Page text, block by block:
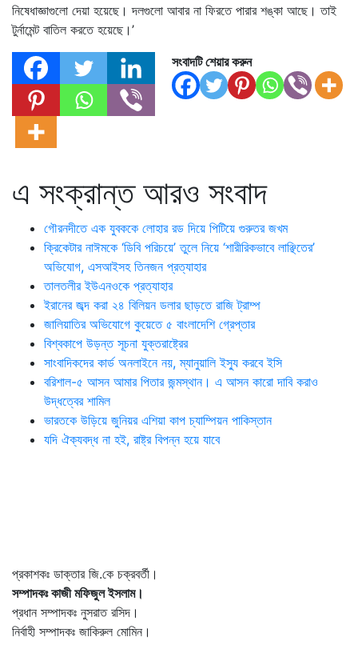
নিষেধাজ্ঞাগুলো দেয়া হয়েছে। দলগুলো আবার না ফিরতে পারার শঙ্কা আছে। তাই
টুর্নামেন্ট বাতিল করতে হয়েছে।’
সংবাদটি শেয়ার করুন
এ সংক্রান্ত আরও সংবাদ
গৌরনদীতে এক যুবককে লোহার রড দিয়ে পিটিয়ে গুরুতর জখম
ক্রিকেটার নাঈমকে ‘ডিবি পরিচয়ে’ তুলে নিয়ে ‘শারীরিকভাবে লাঞ্ছিতের’
অভিযোগ, এসআইসহ তিনজন প্রত্যাহার
তালতলীর ইউএনওকে প্রত্যাহার
ইরানের জব্দ করা ২৪ বিলিয়ন ডলার ছাড়তে রাজি ট্রাম্প
জালিয়াতির অভিযোগে কুয়েতে ৫ বাংলাদেশি গ্রেপ্তার
বিশ্বকাপে উড়ন্ত সূচনা যুক্তরাষ্ট্রের
সাংবাদিকদের কার্ড অনলাইনে নয়, ম্যানুয়ালি ইস্যু করবে ইসি
বরিশাল-৫ আসন আমার পিতার জন্মস্থান। এ আসন কারো দাবি করাও
উদ্ধত্বের শামিল
ভারতকে উড়িয়ে জুনিয়র এশিয়া কাপ চ্যাম্পিয়ন পাকিস্তান
যদি ঐক্যবদ্ধ না হই, রাষ্ট্র বিপন্ন হয়ে যাবে
প্রকাশকঃ ডাক্তার জি.কে চক্রবর্তী।
সম্পাদকঃ কাজী মফিজুল ইসলাম।
প্রধান সম্পাদকঃ নুসরাত রসিদ।
নির্বাহী সম্পাদকঃ জাকিরুল মোমিন।